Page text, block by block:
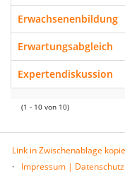
Erwachsenenbildung
Erwartungsabgleich
Expertendiskussion
(1 - 10 von 10)
Link in Zwischenablage
Impressum | Datenschutz